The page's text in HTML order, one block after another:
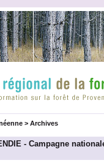
> Archives
- Campagne